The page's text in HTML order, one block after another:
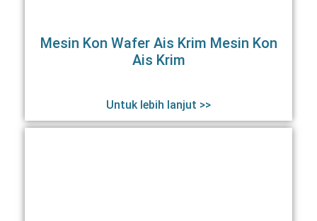
Mesin Kon Wafer Ais Krim Mesin Kon
Ais Krim
Untuk lebih lanjut >>